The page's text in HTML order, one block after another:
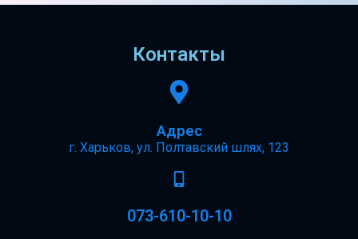
Контакты
Адрес
г. Харьков, ул. Полтавский шлях, 123
073-610-10-10